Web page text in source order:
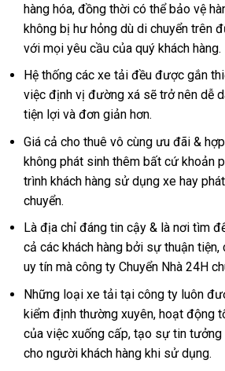
hàng hóa, đồng thời có thể bảo vệ
không bị hư hỏng dù di chuyển trên
với mọi yêu cầu của quý khách hàng.
Hệ thống các xe tải đều được gắn
việc định vị đường xá sẽ trở nên dễ
tiện lợi và đơn giản hơn.
Giá cả cho thuê vô cùng ưu đãi &
không phát sinh thêm bất cứ khoản
trình khách hàng sử dụng xe hay
chuyển.
Là địa chỉ đáng tin cậy & là nơi tìm
cả các khách hàng bởi sự thuận tiện,
uy tín mà công ty Chuyển Nhà 24H
Những loại xe tải tại công ty luôn
kiểm định thường xuyên, hoạt động
của việc xuống cấp, tạo sự tin
cho người khách hàng khi sử dụng.